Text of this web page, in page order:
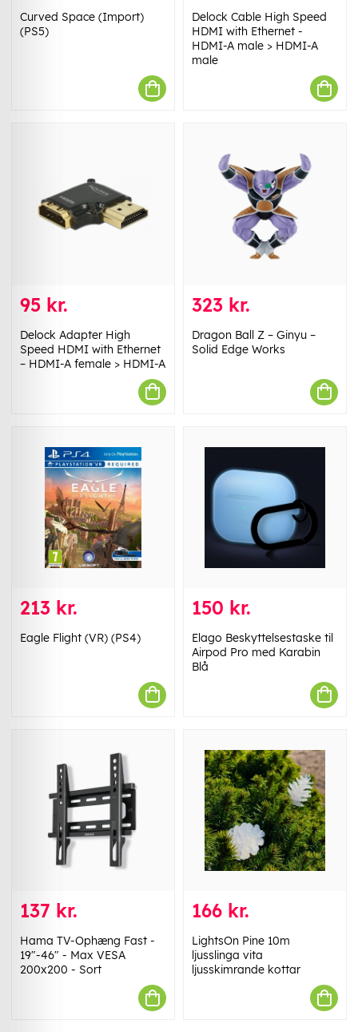
Curved Space (Import)
(PS5)
Delock Cable High Speed
HDMI with Ethernet -
HDMI-A male > HDMI-A
male
95 kr.
Delock Adapter High
Speed HDMI with Ethernet
– HDMI-A female > HDMI-A
323 kr.
Dragon Ball Z – Ginyu –
Solid Edge Works
213 kr.
Eagle Flight (VR) (PS4)
150 kr.
Elago Beskyttelsestaske til
Airpod Pro med Karabin
Blå
137 kr.
Hama TV-Ophæng Fast -
19"-46" - Max VESA
200x200 - Sort
166 kr.
LightsOn Pine 10m
ljusslinga vita
ljusskimrande kottar